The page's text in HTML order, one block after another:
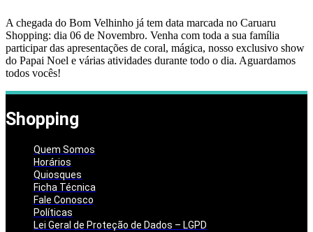
A chegada do Bom Velhinho já tem data marcada no Caruaru
Shopping: dia 06 de Novembro. Venha com toda a sua família
participar das apresentações de coral, mágica, nosso exclusivo show
do Papai Noel e várias atividades durante todo o dia. Aguardamos
todos vocês!
Shopping
Quem Somos
Horários
Quiosques
Ficha Técnica
Fale Conosco
Políticas
Lei Geral de Proteção de Dados – LGPD